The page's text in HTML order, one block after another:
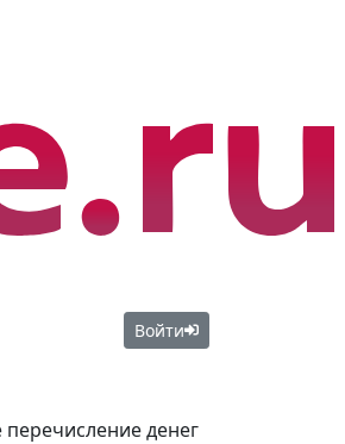
Войти
денег